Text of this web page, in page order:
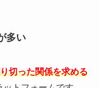
多い
切った関係を求める